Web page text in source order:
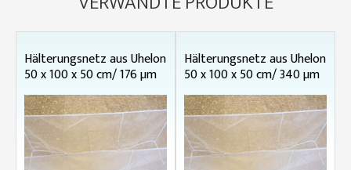
Hälterungsnetz aus Uhelon
50 x 100 x 50 cm/ 176 µm
Hälterungsnetz aus Uhelon
50 x 100 x 50 cm/ 340 µm